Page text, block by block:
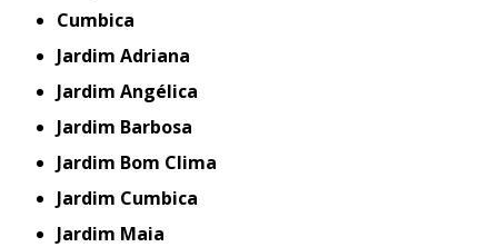
Cumbica
Jardim Adriana
Jardim Angélica
Jardim Barbosa
Jardim Bom Clima
Jardim Cumbica
Jardim Maia